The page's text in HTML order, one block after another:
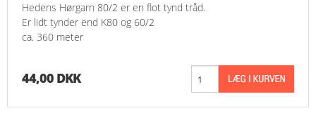
Hedens Hørgarn 80/2 er en flot tynd tråd.
Er lidt tynder end K80 og 60/2
ca. 360 meter
44,00 DKK